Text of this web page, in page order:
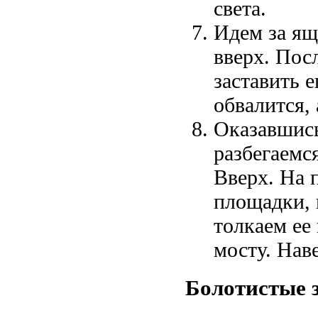
света.
Идем за
вверх.
заставить
Вверх. На
площадки,
толкаем
мосту.
Болотистые